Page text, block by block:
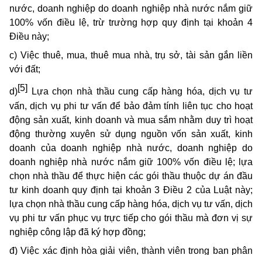
nước, doanh nghiệp do doanh nghiệp nhà nước nắm giữ
100% vốn điều lệ, trừ trường hợp quy định tại khoản 4
Điều này;
c) Việc thuê, mua, thuê mua nhà, trụ sở, tài sản gắn liền
với đất;
d)[5]
Lựa chọn nhà thầu cung cấp hàng hóa, dịch vụ tư
vấn, dịch vụ phi tư vấn để bảo đảm tính liên tục cho hoạt
động sản xuất, kinh doanh và mua sắm nhằm duy trì hoạt
động thường xuyên sử dụng nguồn vốn sản xuất, kinh
doanh của doanh nghiệp nhà nước, doanh nghiệp do
doanh nghiệp nhà nước nắm giữ 100% vốn điều lệ; lựa
chọn nhà thầu để thực hiện các gói thầu thuộc dự án đầu
tư kinh doanh quy định tại khoản 3 Điều 2 của Luật này;
lựa chọn nhà thầu cung cấp hàng hóa, dịch vụ tư vấn, dịch
vụ phi tư vấn phục vụ trực tiếp cho gói thầu mà đơn vị sự
nghiệp công lập đã ký hợp đồng;
đ) Việc xác định hòa giải viên, thành viên trong ban phân